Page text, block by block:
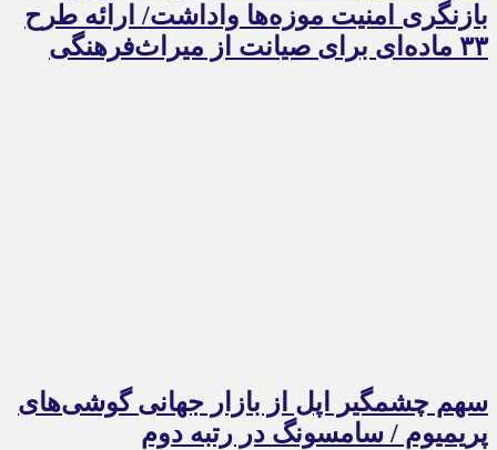
بازنگری امنیت موزه‌ها واداشت/ ارائه طرح
۳۳ ماده‌ای برای صیانت از میراث‌فرهنگی
سهم چشمگیر اپل از بازار جهانی گوشی‌های
پریمیوم / سامسونگ در رتبه دوم